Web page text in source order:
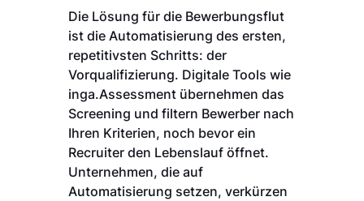
Die Lösung für die Bewerbungsflut
ist die Automatisierung des ersten,
repetitivsten Schritts: der
Vorqualifizierung. Digitale Tools wie
inga.Assessment übernehmen das
Screening und filtern Bewerber nach
Ihren Kriterien, noch bevor ein
Recruiter den Lebenslauf öffnet.
Unternehmen, die auf
Automatisierung setzen, verkürzen